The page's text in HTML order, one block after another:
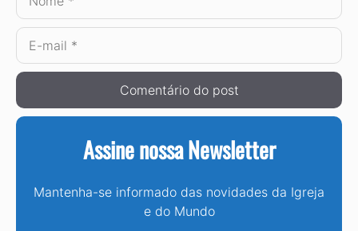
E-
mail
Assine nossa Newsletter
Mantenha-se informado das novidades da Igreja
e do Mundo